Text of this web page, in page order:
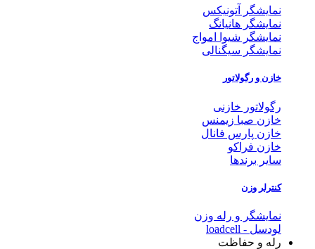
آتونیکس
هانیانگ
شیوا امواج
سیگنالی
و رگولاتور
خازنی
صبا زیمنس
پارس فانال
فراکو
برندها
و رله وزن
و حفاظت